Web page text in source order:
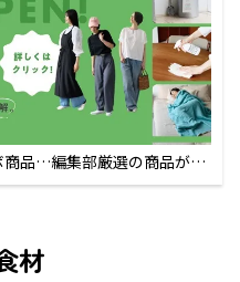
商品…編集部厳選の商品が買
材